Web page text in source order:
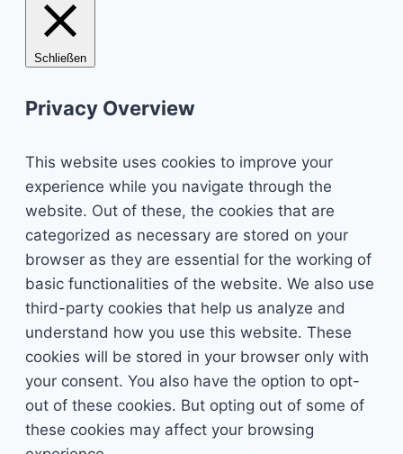
Schließen
Privacy Overview
This website uses cookies to improve your
experience while you navigate through the
website. Out of these, the cookies that are
categorized as necessary are stored on your
browser as they are essential for the working of
basic functionalities of the website. We also use
third-party cookies that help us analyze and
understand how you use this website. These
cookies will be stored in your browser only with
your consent. You also have the option to opt-
out of these cookies. But opting out of some of
these cookies may affect your browsing